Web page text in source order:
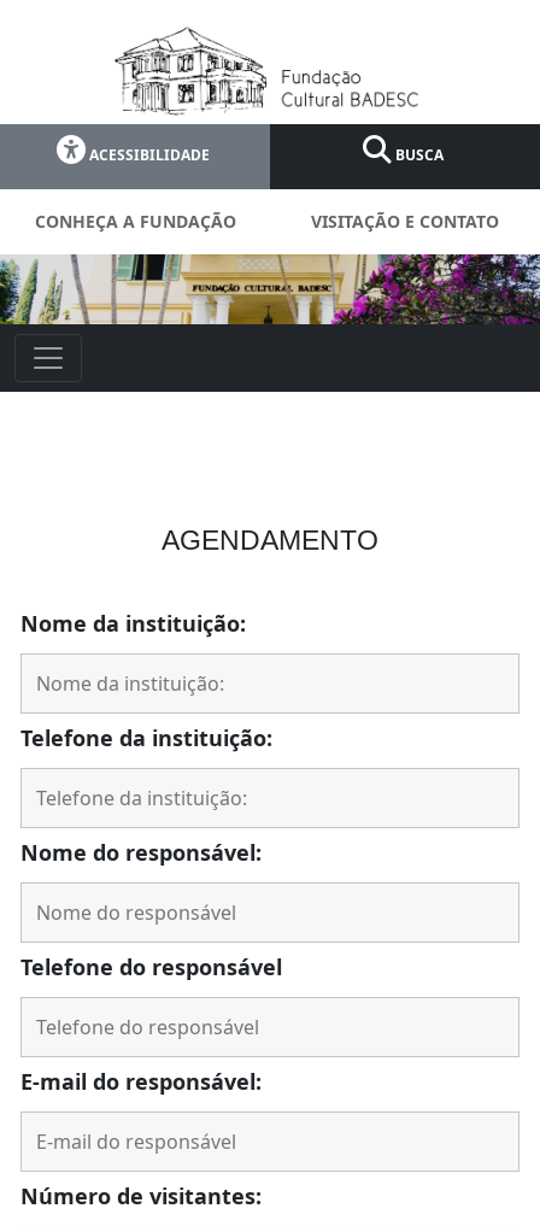
ACESSIBILIDADE BUSCA
CONHEÇA A FUNDAÇÃO VISITAÇÃO E CONTATO
AGENDAMENTO
Nome da instituição:
Telefone da instituição:
Nome do responsável:
Telefone do responsável
E-mail do responsável:
Número de visitantes: